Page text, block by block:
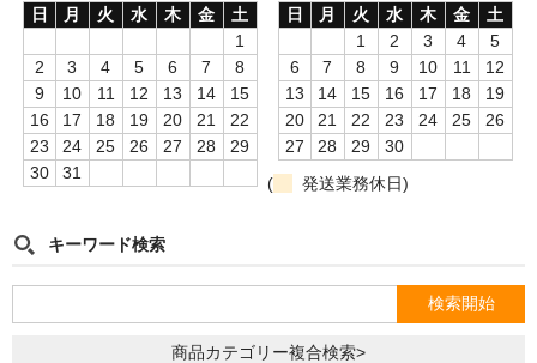
日
月 火 水 木 金
土
1
2
3 4 5 6 7
8
9
10 11 12 13 14
15
16
17 18 19 20 21
22
23
24 25 26 27 28
29
30
31
日
月 火 水 木 金
土
1
2 3 4
5
6
7 8 9 10 11
12
13
14 15 16 17 18
19
20
21 22 23 24 25
26
27
28 29
30
(
発送業務休日)
キーワード検索
商品カテゴリー複合検索>